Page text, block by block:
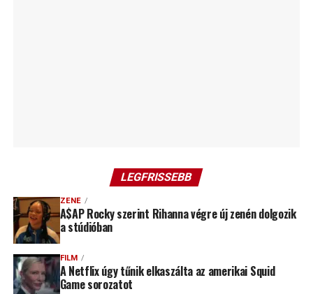
LEGFRISSEBB
ZENE
A$AP Rocky szerint Rihanna végre új zenén dolgozik
a stúdióban
FILM
A Netflix úgy tűnik elkaszálta az amerikai Squid
Game sorozatot